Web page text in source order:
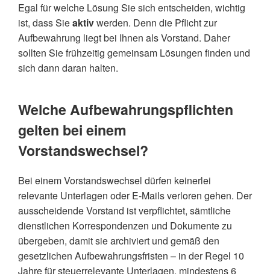
Egal für welche Lösung Sie sich entscheiden, wichtig
ist, dass Sieaktivwerden. Denn die Pflicht zur
Aufbewahrung liegt bei Ihnen als Vorstand. Daher
sollten Sie frühzeitig gemeinsam Lösungen finden und
sich dann daran halten.
Welche Aufbewahrungspflichten
gelten bei einem
Vorstandswechsel?
Bei einem Vorstandswechsel dürfen keinerlei
relevante Unterlagen oder E-Mails verloren gehen. Der
ausscheidende Vorstand ist verpflichtet, sämtliche
dienstlichen Korrespondenzen und Dokumente zu
übergeben, damit sie archiviert und gemäß den
gesetzlichen Aufbewahrungsfristen – in der Regel 10
Jahre für steuerrelevante Unterlagen, mindestens 6